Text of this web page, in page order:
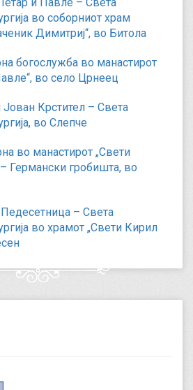
во соборниот храм
Димитриј“, во Битола
богослужба во манастирот
во село Црнеец
Крстител – Света
во Слепче
во манастирот „Свети
Германски гробишта, во
– Света
во храмот „Свети Кирил